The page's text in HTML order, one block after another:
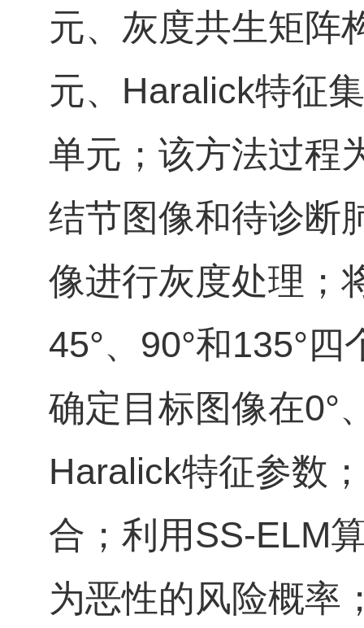
元、灰度共生矩阵
元、Haralick特征
单元；该方法过程
结节图像和待诊断
像进行灰度处理；
45°、90°和135°
确定目标图像在0°
Haralick特征参数
合；利用SS‑ELM
为恶性的风险概率